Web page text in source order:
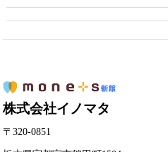
株式会社イノマタ
〒320-0851